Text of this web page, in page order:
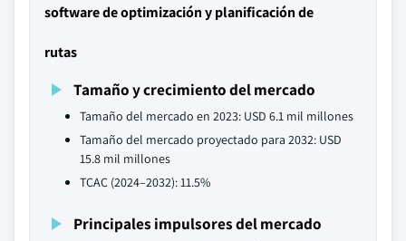
software de optimización y planificación de
rutas
Tamaño y crecimiento del mercado
Tamaño del mercado en 2023: USD 6.1 mil millones
Tamaño del mercado proyectado para 2032: USD
15.8 mil millones
TCAC (2024–2032): 11.5%
Principales impulsores del mercado